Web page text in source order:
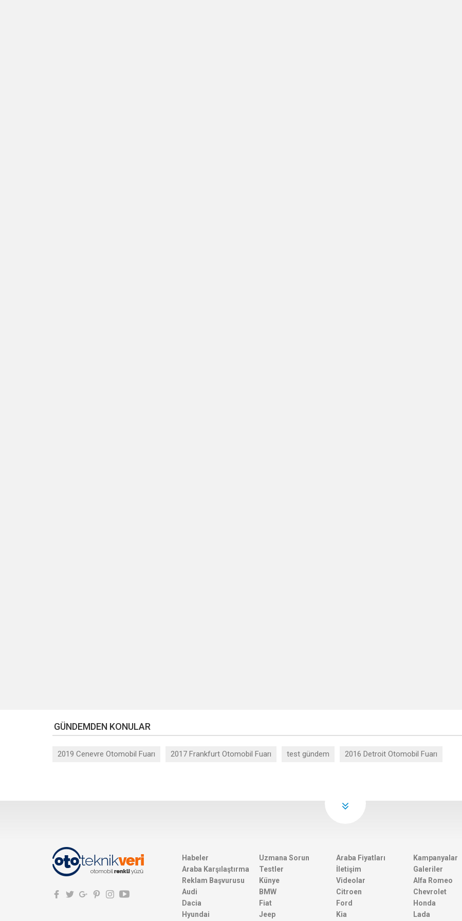
GÜNDEMDEN KONULAR
2019 Cenevre Otomobil Fuarı 2017 Frankfurt Otomobil Fuarı test gündem 2016 Detroit Otomobil Fuarı
Habeler Uzmana Sorun Araba Fiyatları
Kampanyalar
Araba Karşılaştırma
Testler İletişim
Galeriler
Reklam Başvurusu
Künye Videolar
Alfa Romeo
Audi
BMW Citroen
Chevrolet
Dacia
Fiat Ford
Honda
Hyundai
Jeep Kia Lada